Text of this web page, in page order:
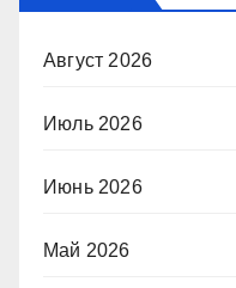
Август 2026
Июль 2026
Июнь 2026
Май 2026